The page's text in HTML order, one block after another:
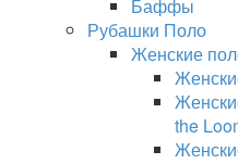
Баффы
Рубашки Поло
Женские
the